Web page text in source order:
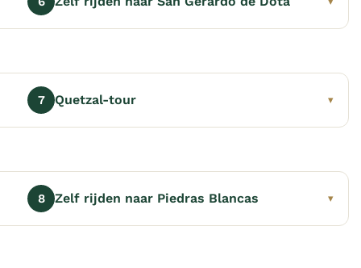
7 Quetzal-tour ▾
8 Zelf rijden naar Piedras Blancas ▾